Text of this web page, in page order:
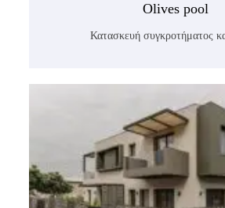
Olives pool
Κατασκευή συγκροτήματος